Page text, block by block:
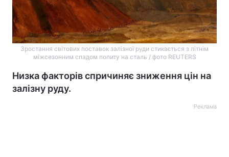
Зростання світових поставок залізної руди стикається з літнім
міжсезонним спадом попиту на сталь / фото REUTERS
Низка факторів спричиняє зниження цін на
залізну руду.
Реклама